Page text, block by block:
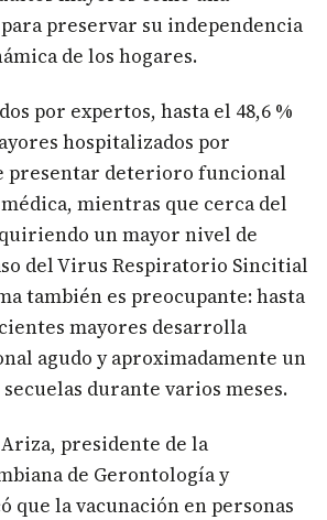
preservar su independencia
de los hogares.
por expertos, hasta el 48,6 %
hospitalizados por
presentar deterioro funcional
mientras que cerca del
un mayor nivel de
del Virus Respiratorio Sincitial
también es preocupante: hasta
mayores desarrolla
agudo y aproximadamente un
durante varios meses.
presidente de la
de Gerontología y
que la vacunación en personas